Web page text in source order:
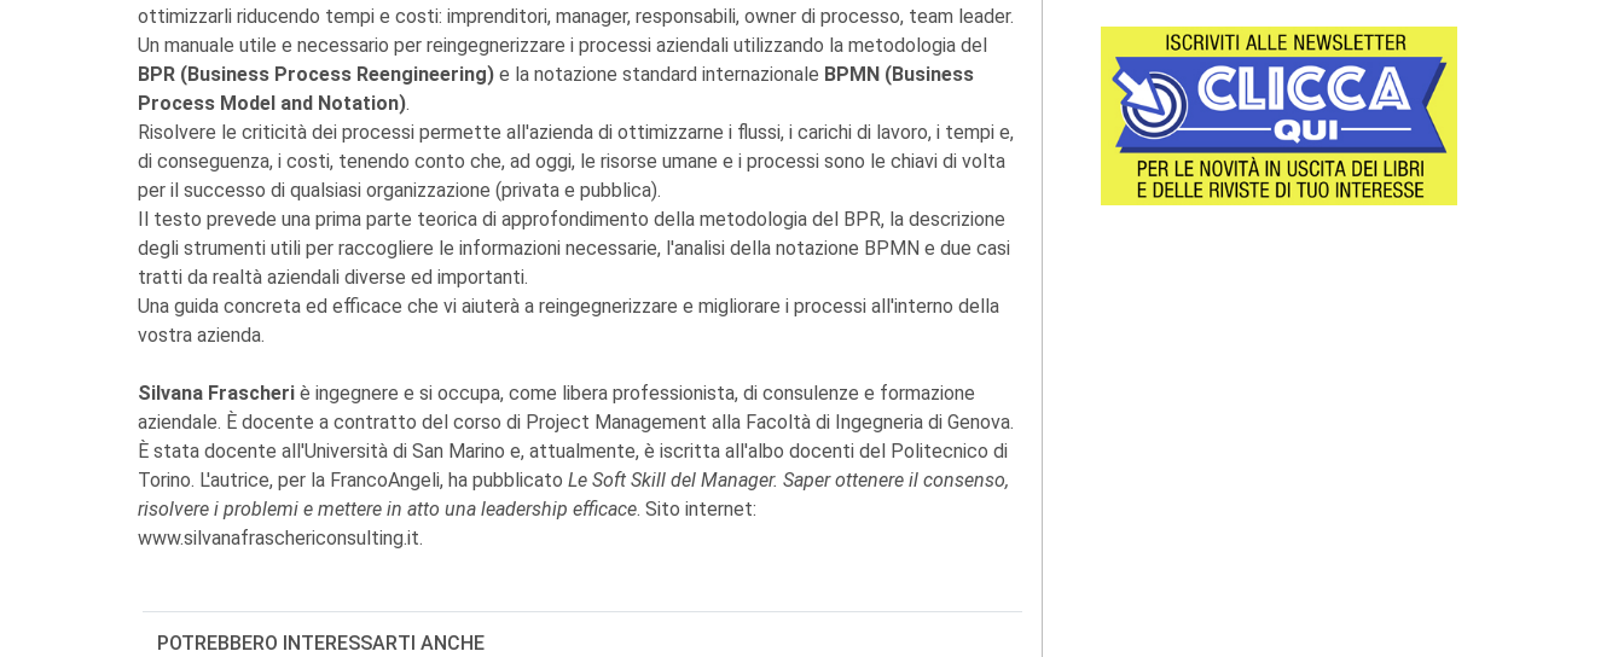
ottimizzarli riducendo tempi e costi: imprenditori, manager, responsabili, owner di processo, team leader.
Un manuale utile e necessario per reingegnerizzare i processi aziendali utilizzando la metodologia del
BPR (Business Process Reengineering) e la notazione standard internazionale BPMN (Business
Process Model and Notation).
Risolvere le criticità dei processi permette all'azienda di ottimizzarne i flussi, i carichi di lavoro, i tempi e,
di conseguenza, i costi, tenendo conto che, ad oggi, le risorse umane e i processi sono le chiavi di volta
per il successo di qualsiasi organizzazione (privata e pubblica).
Il testo prevede una prima parte teorica di approfondimento della metodologia del BPR, la descrizione
degli strumenti utili per raccogliere le informazioni necessarie, l'analisi della notazione BPMN e due casi
tratti da realtà aziendali diverse ed importanti.
Una guida concreta ed efficace che vi aiuterà a reingegnerizzare e migliorare i processi all'interno della
vostra azienda.
Silvana Frascheri è ingegnere e si occupa, come libera professionista, di consulenze e formazione
aziendale. È docente a contratto del corso di Project Management alla Facoltà di Ingegneria di Genova.
È stata docente all'Università di San Marino e, attualmente, è iscritta all'albo docenti del Politecnico di
Torino. L'autrice, per la FrancoAngeli, ha pubblicato Le Soft Skill del Manager. Saper ottenere il consenso,
risolvere i problemi e mettere in atto una leadership efficace. Sito internet:
www.silvanafraschericonsulting.it.
POTREBBERO INTERESSARTI ANCHE